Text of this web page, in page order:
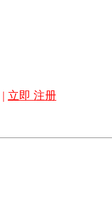
| 立即 注册